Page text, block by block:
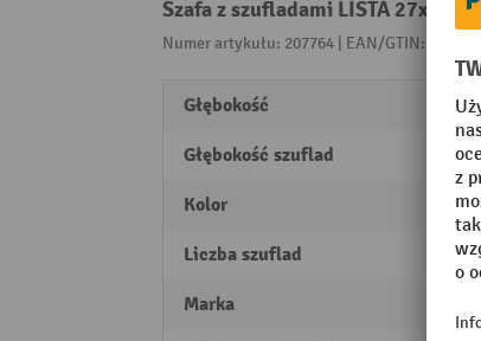
Szafa z szufladami LISTA
Numer artykułu: 207764 | EAN/GTIN:
Głębokość
Głębokość szuflad
Kolor
Liczba szuflad
Marka